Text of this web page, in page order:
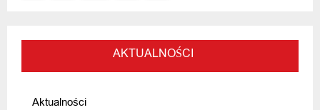
AKTUALNOŚCI
Aktualności